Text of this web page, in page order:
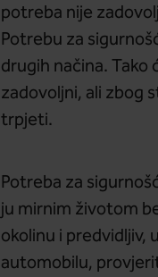
potreba nije
Potrebu za
drugih načina.
zadovoljni, ali zbog
trpjeti.
Potreba za
ju mirnim životom
okolinu i predvidljiv,
automobilu,